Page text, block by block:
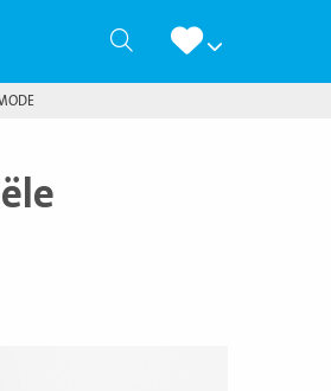
Zoeken